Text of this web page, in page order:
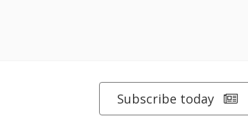
Subscribe today